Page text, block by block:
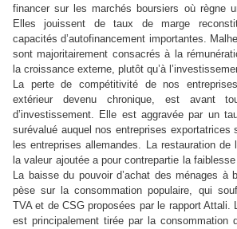
financer sur les marchés boursiers où règne
Elles jouissent de taux de marge
capacités d’autofinancement importantes.
sont majoritairement consacrés à la
la croissance externe, plutôt qu’à
La perte de compétitivité de nos
extérieur devenu chronique, est avant
d’investissement. Elle est aggravée par un
surévalué auquel nos entreprises exportatrices
les entreprises allemandes. La restauration
la valeur ajoutée a pour contrepartie la
La baisse du pouvoir d’achat des ménages à
pèse sur la consommation populaire, qui
TVA et de CSG proposées par le rapport Attali.
est principalement tirée par la consommation